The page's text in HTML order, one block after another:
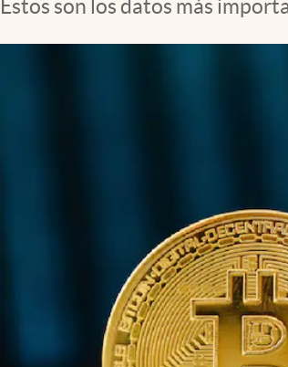
Estos son los datos más